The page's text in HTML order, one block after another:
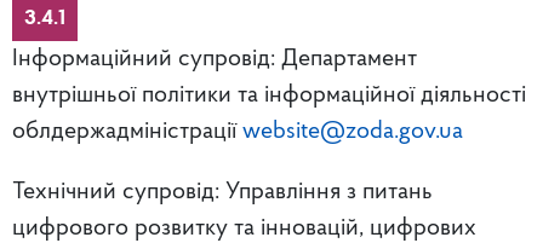
3.4.1
Інформаційний супровід: Департамент
внутрішньої політики та інформаційної діяльності
облдержадміністрації website@zoda.gov.ua
Технічний супровід: Управління з питань
цифрового розвитку та інновацій, цифрових